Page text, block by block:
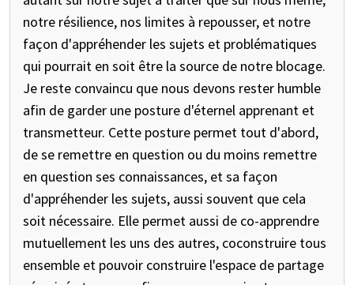
notre résilience, nos limites à repousser, et notre
façon d'appréhender les sujets et problématiques
qui pourrait en soit être la source de notre blocage.
Je reste convaincu que nous devons rester humble
afin de garder une posture d'éternel apprenant et
transmetteur. Cette posture permet tout d'abord,
de se remettre en question ou du moins remettre
en question ses connaissances, et sa façon
d'appréhender les sujets, aussi souvent que cela
soit nécessaire. Elle permet aussi de co-apprendre
mutuellement les uns des autres, coconstruire tous
ensemble et pouvoir construire l'espace de partage